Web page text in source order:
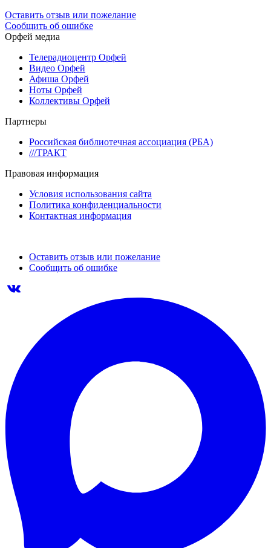
Оставить отзыв или пожелание
Сообщить об ошибке
Орфей медиа
Телерадиоцентр Орфей
Видео Орфей
Афиша Орфей
Ноты Орфей
Коллективы Орфей
Партнеры
Российская библиотечная ассоциация (РБА)
///ТРАКТ
Правовая информация
Условия использования сайта
Политика конфиденциальности
Контактная информация
Оставить отзыв или пожелание
Сообщить об ошибке